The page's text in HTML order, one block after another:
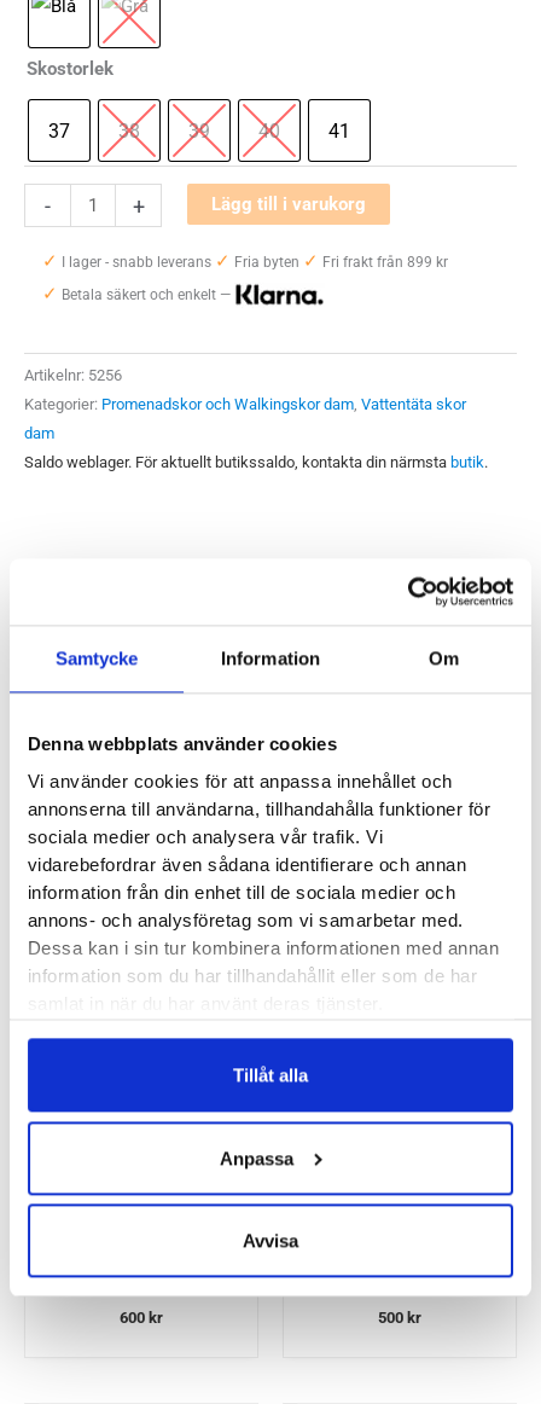
Samtycke Information Om
Denna webbplats använder cookies
Vi använder cookies för att anpassa innehållet och
annonserna till användarna, tillhandahålla funktioner för
sociala medier och analysera vår trafik. Vi
vidarebefordrar även sådana identifierare och annan
information från din enhet till de sociala medier och
annons- och analysföretag som vi samarbetar med.
Dessa kan i sin tur kombinera informationen med annan
information som du har tillhandahållit eller som de har
Tillåt alla
Anpassa
Avvisa
Skostorlek
37 38 39 40 41
-
Antora
GTX
+ Lägg till i varukorg
✓ I lager - snabb leverans ✓ Fria byten ✓ Fri frakt från 899 kr
✓ Betala säkert och enkelt —
Artikelnr: 5256
Kategorier: Promenadskor och Walkingskor dam, Vattentäta skor
dam
Saldo weblager. För aktuellt butikssaldo, kontakta din närmsta butik.
Dam har en yttersula med ett lite grövre mönster. Vi gillar att
Material:Textil och vattentätt GORE-TEX membran.
Butiker: Umeå
Recensioner
Support
600 kr 500 kr